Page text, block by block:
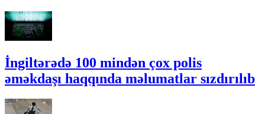
İngiltərədə 100 mindən çox polis
əməkdaşı haqqında məlumatlar sızdırılıb